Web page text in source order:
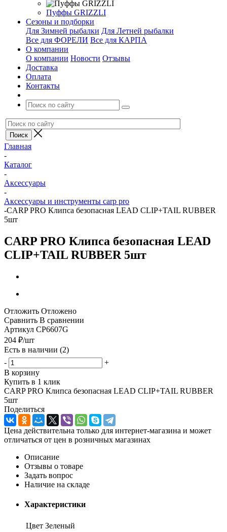
Пуффы GRIZZLI
Сезоны и подборки
Для Зимней рыбалки Для Летней рыбалки
Все для ФОРЕЛИ Все для КАРПА
О компании
О компании Новости Отзывы
Доставка
Оплата
Контакты
Главная
-
Каталог
-
Аксессуары
-
Аксессуары и инструменты carp pro
-CARP PRO Клипса безопасная LEAD CLIP+TAIL RUBBER
5шт
CARP PRO Клипса безопасная LEAD
CLIP+TAIL RUBBER 5шт
Отложить Отложено
Сравнить В сравнении
Артикул CP6607G
204 ₽/шт
Есть в наличии (2)
-
+
В корзину
Купить в 1 клик
CARP PRO Клипса безопасная LEAD CLIP+TAIL RUBBER
5шт
Поделиться
Цена действительна только для интернет-магазина и может
отличаться от цен в розничных магазинах
Описание
Отзывы о товаре
Задать вопрос
Наличие на складе
Характеристики
Цвет Зеленый